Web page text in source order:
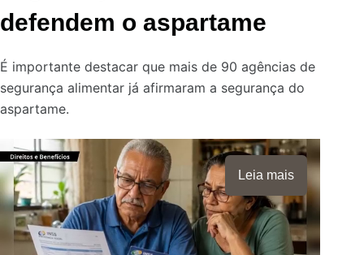
defendem o aspartame
É importante destacar que mais de 90 agências de
segurança alimentar já afirmaram a segurança do
aspartame.
Leia mais